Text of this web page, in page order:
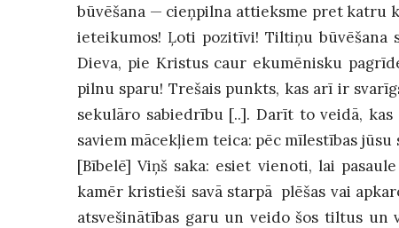
būvēšana — cieņpilna attieksme pret katru
ieteikumos! Ļoti pozitīvi! Tiltiņu
Dieva, pie Kristus caur ekumēnisku
pilnu sparu! Trešais punkts, kas arī ir
sekulāro sabiedrību [..]. Darīt to veidā,
saviem mācekļiem teica: pēc mīlestības
[Bībelē] Viņš saka: esiet vienoti, lai
kamēr kristieši savā starpā plēšas vai
atsvešinātības garu un veido šos tiltus un